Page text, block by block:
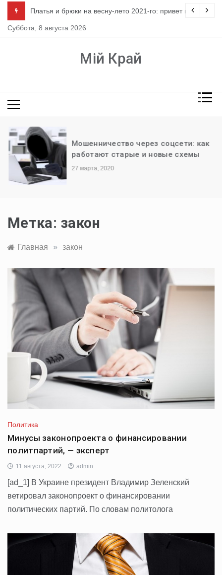
содержимому
Платья и брюки на весну-лето 2021-го: привет из 80-х
Суббота, 8 августа 2026
Мій Край
Мошенничество через соцсети: как
работают старые и новые схемы
27 марта, 2020
Метка: закон
Главная » закон
Политика
Минусы законопроекта о финансировании
политпартий, — эксперт
11 августа, 2022 admin
[ad_1] В Украине президент Владимир Зеленский
ветировал законопроект о финансировании
политических партий. По словам политолога